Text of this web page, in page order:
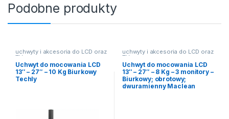
Podobne produkty
uchwyty i akcesoria do LCD oraz
TV
Uchwyt do mocowania LCD
13″ – 27″ – 10 Kg Biurkowy
Techly
uchwyty i akcesoria do LCD oraz
TV
Uchwyt do mocowania LCD
13″ – 27″ – 8 Kg – 3 monitory –
Biurkowy; obrotowy;
dwuramienny Maclean